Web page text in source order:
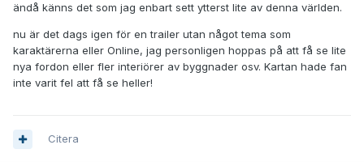
ändå känns det som jag enbart sett ytterst lite av denna världen.
nu är det dags igen för en trailer utan något tema som
karaktärerna eller Online, jag personligen hoppas på att få se lite
nya fordon eller fler interiörer av byggnader osv. Kartan hade fan
inte varit fel att få se heller!
Citera